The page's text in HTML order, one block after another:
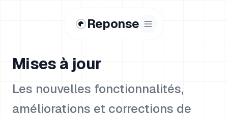
Reponse
Mises à jour
Les nouvelles fonctionnalités,
améliorations et corrections de